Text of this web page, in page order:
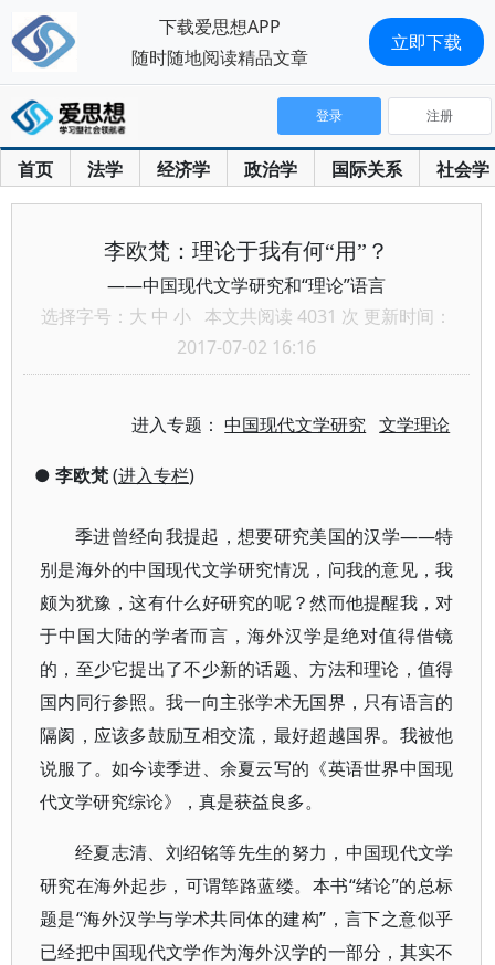
首页 法学 经济学 政治学 国际关系 社会学
登录 注册
李欧梵：理论于我有何“用”？
——中国现代文学研究和“理论”语言
选择字号： 大 中 小 本文共阅读 4031 次 更新时间：
2017-07-02 16:16
进入专题：中国现代文学研究 文学理论
● 李欧梵(进入专栏)
季进曾经向我提起，想要研究美国的汉学——特
别是海外的中国现代文学研究情况，问我的意见，我
颇为犹豫，这有什么好研究的呢？然而他提醒我，对
于中国大陆的学者而言，海外汉学是绝对值得借镜
的，至少它提出了不少新的话题、方法和理论，值得
国内同行参照。我一向主张学术无国界，只有语言的
隔阂，应该多鼓励互相交流，最好超越国界。我被他
说服了。如今读季进、余夏云写的《英语世界中国现
代文学研究综论》，真是获益良多。
经夏志清、刘绍铭等先生的努力，中国现代文学
研究在海外起步，可谓筚路蓝缕。本书“绪论”的总标
题是“海外汉学与学术共同体的建构”，言下之意似乎
已经把中国现代文学作为海外汉学的一部分，其实不
下载爱思想APP
随时随地阅读精品文章
立即下载